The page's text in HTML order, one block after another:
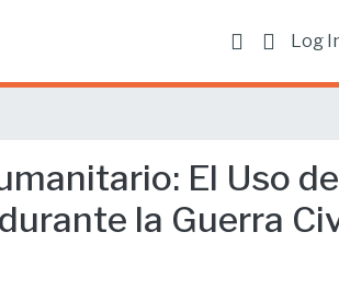
Log
El Uso de
la Guerra